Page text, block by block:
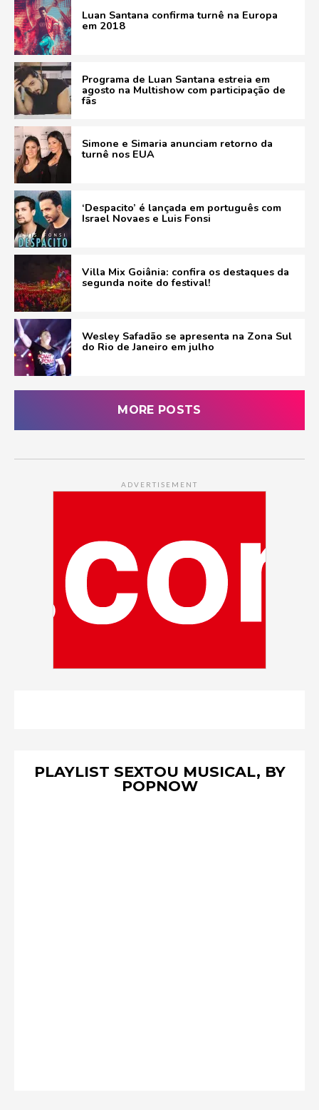
Luan Santana confirma turnê na Europa
em 2018
Programa de Luan Santana estreia em
agosto na Multishow com participação de
fãs
Simone e Simaria anunciam retorno da
turnê nos EUA
‘Despacito’ é lançada em português com
Israel Novaes e Luis Fonsi
Villa Mix Goiânia: confira os destaques da
segunda noite do festival!
Wesley Safadão se apresenta na Zona Sul
do Rio de Janeiro em julho
MORE POSTS
ADVERTISEMENT
PLAYLIST SEXTOU MUSICAL, BY
POPNOW